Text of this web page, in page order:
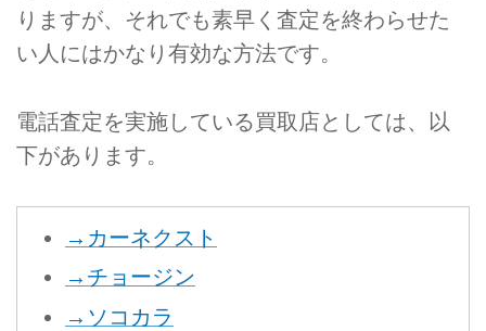
りますが、それでも素早く査定を終わらせた
い人にはかなり有効な方法です。
電話査定を実施している買取店としては、以
下があります。
→カーネクスト
→チョージン
→ソコカラ